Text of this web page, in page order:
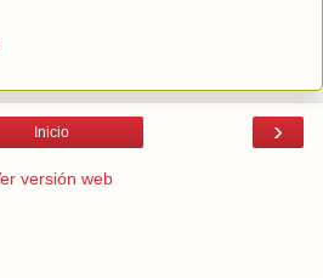
›
Inicio
versión web